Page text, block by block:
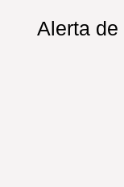
Alerta